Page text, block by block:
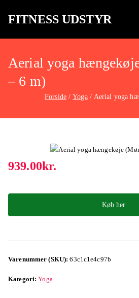
FITNESS UDSTYR
Aerial yoga
– 6 m)
Forside Yoga Aerial yoga
939.00kr.
Køb her
Varenummer (SKU):63c1c1e4c97b
Kategori:Yoga